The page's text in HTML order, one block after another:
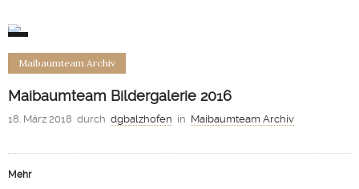
Maibaumteam Archiv
Maibaumteam Bildergalerie 2016
18. März 2018 durch dgbalzhofen in Maibaumteam Archiv
Mehr